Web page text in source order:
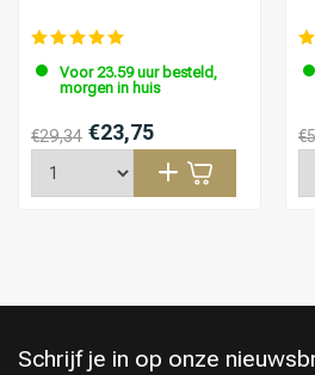
Voor 23.59 uur besteld,
morgen in huis
€29,34 €23,75
Schrijf je in op onze